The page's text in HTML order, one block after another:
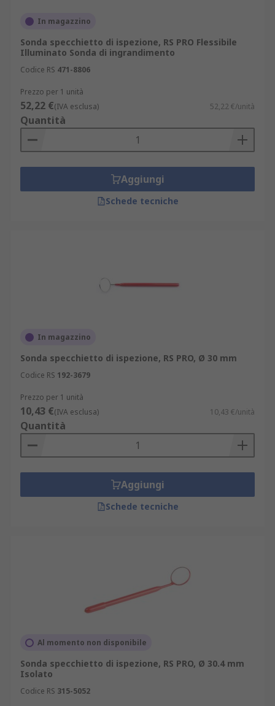
In magazzino
Sonda specchietto di ispezione, RS PRO Flessibile
Illuminato Sonda di ingrandimento
Codice RS 471-8806
Prezzo per 1 unità
52,22 €(IVA esclusa) 52,22 €/unità
Quantità
Aggiungi
Schede tecniche
In magazzino
Sonda specchietto di ispezione, RS PRO, Ø 30 mm
Codice RS 192-3679
Prezzo per 1 unità
10,43 €(IVA esclusa) 10,43 €/unità
Quantità
Aggiungi
Schede tecniche
Al momento non disponibile
Sonda specchietto di ispezione, RS PRO, Ø 30.4 mm
Isolato
Codice RS 315-5052